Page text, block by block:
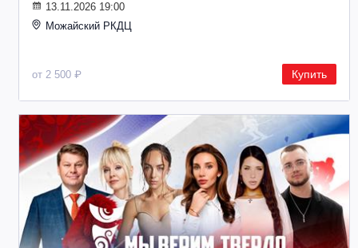
13.11.2026 19:00
Можайский РКДЦ
от 2 500 ₽ Купить